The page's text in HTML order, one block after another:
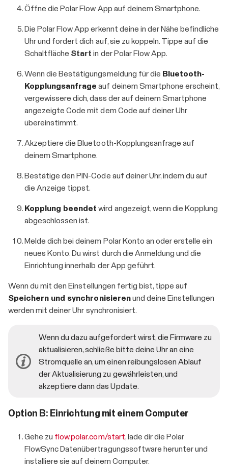
Öffne die Polar Flow App auf deinem Smartphone.
Die Polar Flow App erkennt deine in der Nähe befindliche
Uhr und fordert dich auf, sie zu koppeln. Tippe auf die
Schaltfläche Start in der Polar Flow App.
Wenn die Bestätigungsmeldung für die Bluetooth-
Kopplungsanfrage auf deinem Smartphone erscheint,
vergewissere dich, dass der auf deinem Smartphone
angezeigte Code mit dem Code auf deiner Uhr
übereinstimmt.
Akzeptiere die Bluetooth-Kopplungsanfrage auf
deinem Smartphone.
Bestätige den PIN-Code auf deiner Uhr, indem du auf
die Anzeige tippst.
Kopplung beendet wird angezeigt, wenn die Kopplung
abgeschlossen ist.
Melde dich bei deinem Polar Konto an oder erstelle ein
neues Konto. Du wirst durch die Anmeldung und die
Einrichtung innerhalb der App geführt.
Wenn du mit den Einstellungen fertig bist, tippe auf
Speichern und synchronisierenund deine Einstellungen
werden mit deiner Uhr synchronisiert.
Wenn du dazu aufgefordert wirst, die Firmware zu
aktualisieren, schließe bitte deine Uhr an eine
Stromquelle an, um einen reibungslosen Ablauf
der Aktualisierung zu gewährleisten, und
akzeptiere dann das Update.
Option B: Einrichtung mit einem Computer
Gehe zu flow.polar.com/start, lade dir die Polar
FlowSync Datenübertragungssoftware herunter und
installiere sie auf deinem Computer.